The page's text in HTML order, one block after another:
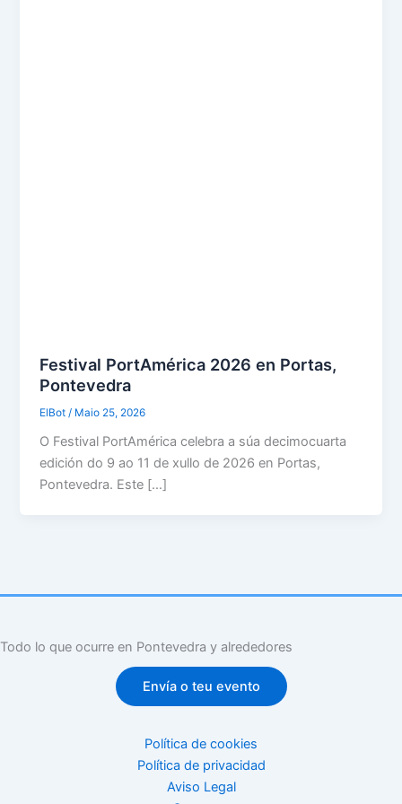
Festival PortAmérica 2026 en Portas,
Pontevedra
ElBot / Maio 25, 2026
O Festival PortAmérica celebra a súa decimocuarta
edición do 9 ao 11 de xullo de 2026 en Portas,
Pontevedra. Este […]
Todo lo que ocurre en Pontevedra y alrededores
Envía o teu evento
Política de cookies
Política de privacidad
Aviso Legal